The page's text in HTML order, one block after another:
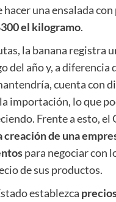
hacer una ensalada con
el kilogramo.
la banana registra
del año y, a diferencia
cuenta con
importación, lo que
Frente a esto, el
creación de una
para negociar con
de sus productos.
establezca